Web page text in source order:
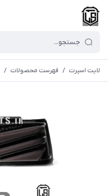
لایت اسپرت / فهرست محصولات /